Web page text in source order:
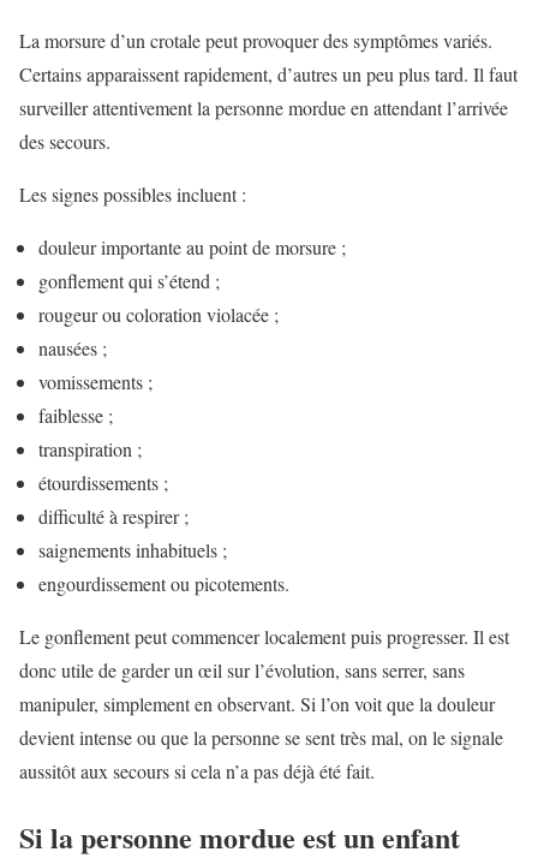
La morsure d’un crotale peut provoquer des symptômes variés.
Certains apparaissent rapidement, d’autres un peu plus tard. Il faut
surveiller attentivement la personne mordue en attendant l’arrivée
des secours.
Les signes possibles incluent :
douleur importante au point de morsure ;
gonflement qui s’étend ;
rougeur ou coloration violacée ;
nausées ;
vomissements ;
faiblesse ;
transpiration ;
étourdissements ;
difficulté à respirer ;
saignements inhabituels ;
engourdissement ou picotements.
Le gonflement peut commencer localement puis progresser. Il est
donc utile de garder un œil sur l’évolution, sans serrer, sans
manipuler, simplement en observant. Si l’on voit que la douleur
devient intense ou que la personne se sent très mal, on le signale
aussitôt aux secours si cela n’a pas déjà été fait.
Si la personne mordue est un enfant